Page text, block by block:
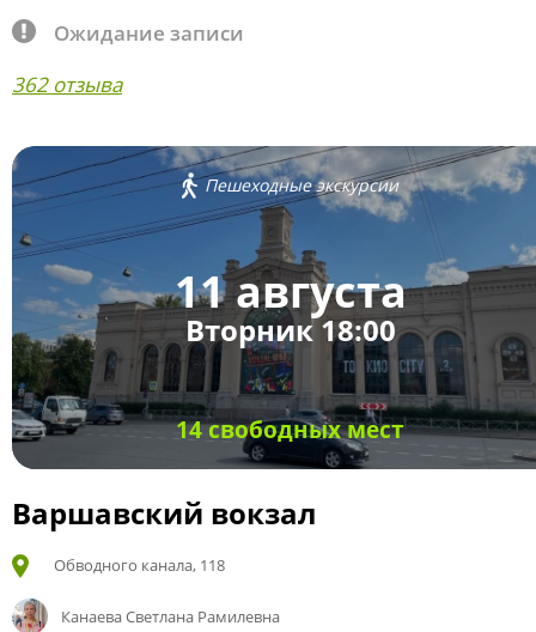
Ожидание записи
362 отзыва
Пешеходные экскурсии
11 августа
Вторник 18:00
14 свободных мест
Варшавский вокзал
Обводного канала, 118
Канаева Светлана Рамилевна